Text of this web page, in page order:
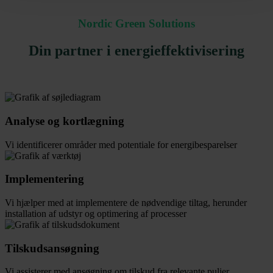
Nordic Green Solutions
Din partner i energieffektivisering
Analyse og kortlægning
Vi identificerer områder med potentiale for energibesparelser
Implementering
Vi hjælper med at implementere de nødvendige tiltag, herunder
installation af udstyr og optimering af processer
Tilskudsansøgning